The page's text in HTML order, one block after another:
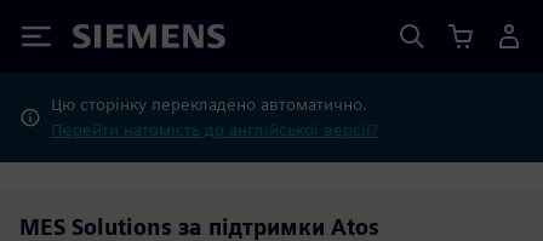
Siemens
Цю сторінку перекладено автоматично.
Перейти натомість до англійської версії?
MES Solutions за підтримки Atos